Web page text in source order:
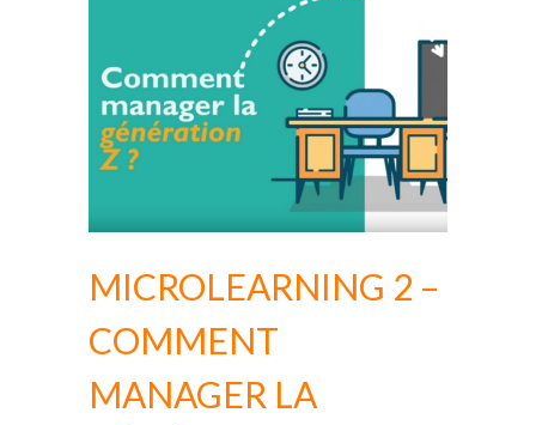
MICROLEARNING 2 –
COMMENT
MANAGER LA